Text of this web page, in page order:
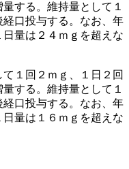
する。維持量として１
口投与する。なお、年
量は２４ｍｇを超えな
１回２ｍｇ、１日２回
する。維持量として１
口投与する。なお、年
量は１６ｍｇを超えな